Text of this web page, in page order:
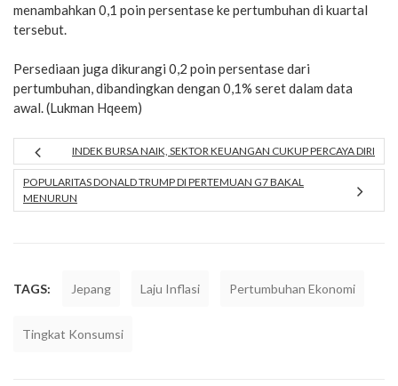
menambahkan 0,1 poin persentase ke pertumbuhan di kuartal
tersebut.
Persediaan juga dikurangi 0,2 poin persentase dari
pertumbuhan, dibandingkan dengan 0,1% seret dalam data
awal. (Lukman Hqeem)
INDEK BURSA NAIK, SEKTOR KEUANGAN CUKUP PERCAYA DIRI
POPULARITAS DONALD TRUMP DI PERTEMUAN G7 BAKAL
MENURUN
TAGS: Jepang Laju Inflasi Pertumbuhan Ekonomi
Tingkat Konsumsi